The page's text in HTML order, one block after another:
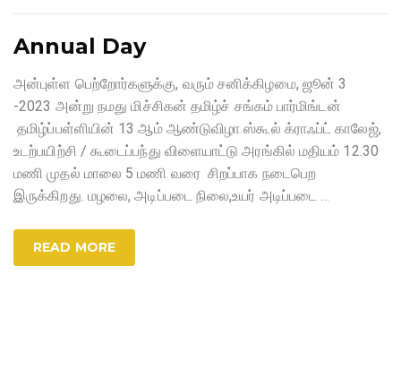
Annual Day
அன்புள்ள பெற்றோர்களுக்கு, வரும் சனிக்கிழமை, ஜூன் 3
-2023 அன்று நமது மிச்சிகன் தமிழ்ச் சங்கம் பார்மிங்டன்
தமிழ்ப்பள்ளியின் 13 ஆம் ஆண்டுவிழா ஸ்கூல் க்ராஃப்ட் காலேஜ்,
உடற்பயிற்சி / கூடைப்பந்து விளையாட்டு அரங்கில் மதியம் 12.30
மணி முதல் மாலை 5 மணி வரை சிறப்பாக நடைபெற
இருக்கிறது. மழலை, அடிப்படை நிலை,உயர் அடிப்படை…
READ MORE